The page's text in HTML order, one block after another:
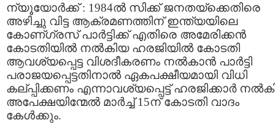
ന്യൂയോര്‍ക്ക് : 1984ല്‍ സിക്ക്‌ ജനതയ്ക്കെതിരെ
അഴിച്ചു വിട്ട ആക്രമണത്തിന് ഇന്ത്യയിലെ
കോണ്ഗ്രസ് പാര്‍ട്ടിക്ക്‌ എതിരെ അമേരിക്കന്‍
കോടതിയില്‍ നല്‍കിയ ഹരജിയില്‍ കോടതി
ആവശ്യപ്പെട്ട വിശദീകരണം നല്‍കാന്‍ പാര്‍ട്ടി
പരാജയപ്പെട്ടതിനാല്‍ ഏകപക്ഷീയമായി വിധി
കല്പ്പിക്കണം എന്നാവശ്യപ്പെട്ട് ഹരജിക്കാര്‍
അപേക്ഷയിന്മേല്‍ മാര്‍ച്ച് 15ന് കോടതി വാദം
കേള്‍ക്കും.